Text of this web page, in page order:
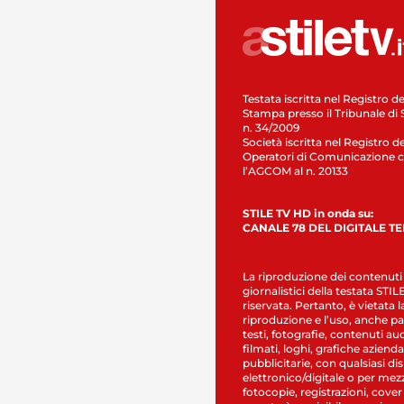
Testata iscritta nel Registro
Stampa presso il Tribunale di
n. 34/2009
Società iscritta nel Registro
Operatori di Comunicazione
l’AGCOM al n. 20133
STILE TV HD in onda su:
CANALE 78 DEL DIGITALE
La riproduzione dei contenuti
giornalistici della testata
riservata. Pertanto, è vietata
riproduzione e l’uso, anche
testi, fotografie, contenuti
filmati, loghi, grafiche
pubblicitarie, con qualsiasi
elettronico/digitale o per
fotocopie, registrazioni,